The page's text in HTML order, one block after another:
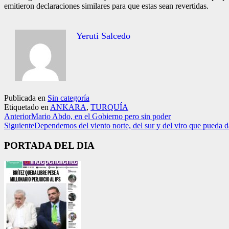
emitieron declaraciones si­milares para que estas sean revertidas.
Yeruti Salcedo
Publicada en Sin categoría
Etiquetado en ANKARA, TURQUÍA
AnteriorMario Abdo, en el Gobierno pero sin poder
SiguienteDependemos del viento norte, del sur y del viro que pueda
PORTADA DEL DIA